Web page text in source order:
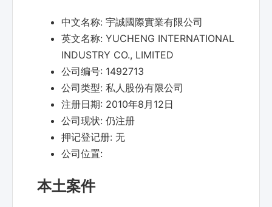
中文名称: 宇誠國際實業有限公司
英文名称: YUCHENG INTERNATIONAL
INDUSTRY CO., LIMITED
公司编号: 1492713
公司类型: 私人股份有限公司
注册日期: 2010年8月12日
公司现状: 仍注册
押记登记册: 无
公司位置:
本土案件